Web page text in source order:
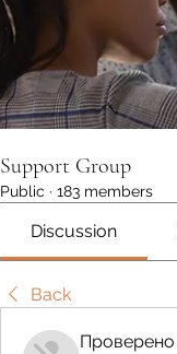
Support Group
Public · 183 members
Discussion
Back